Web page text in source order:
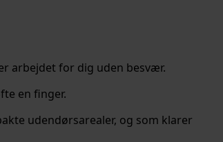
arbejdet for dig uden besvær.
en finger.
udendørsarealer, og som klarer